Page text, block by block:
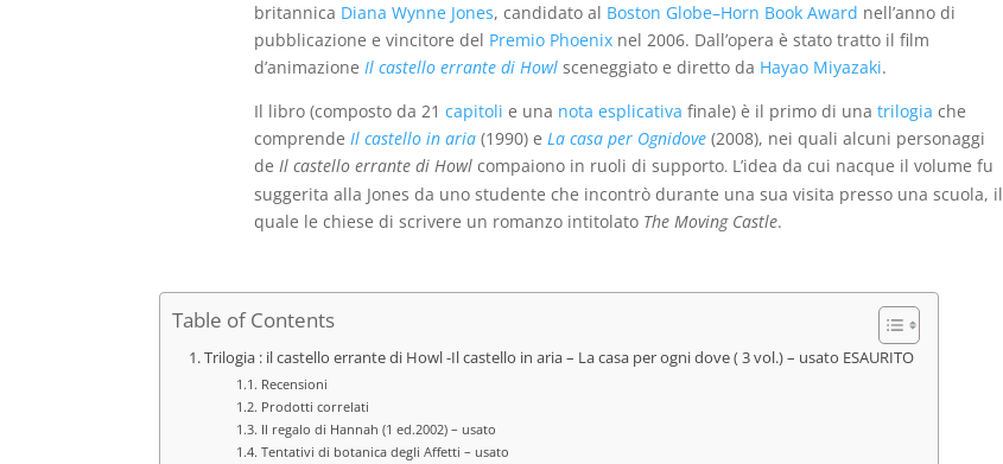
britannica Diana Wynne Jones, candidato al Boston Globe–Horn Book Award nell’anno di
pubblicazione e vincitore del Premio Phoenixnel 2006. Dall’opera è stato tratto il film
d’animazione Il castello errante di Howlsceneggiato e diretto da Hayao Miyazaki.
Il libro (composto da 21 capitoli e una nota esplicativa finale) è il primo di una trilogia che
comprende Il castello in aria(1990) e La casa per Ognidove(2008), nei quali alcuni personaggi
de Il castello errante di Howlcompaiono in ruoli di supporto.L’idea da cui nacque il volume fu
suggerita alla Jones da uno studente che incontrò durante una sua visita presso una scuola, il
quale le chiese di scrivere un romanzo intitolato The Moving Castle.
Table of Contents
Trilogia : il castello errante di Howl -Il castello in aria – La casa per ogni dove ( 3 vol.) – usato ESAURITO
Recensioni
Prodotti correlati
Il regalo di Hannah (1 ed.2002) – usato
Tentativi di botanica degli Affetti – usato